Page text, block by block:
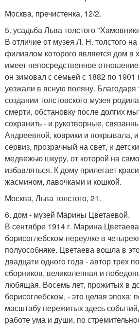
Москва, пречистенка, 12/2.
5. усадьба Льва толстого
В отличие от музея Л. Н. толстого на
филиалом которого является дом в
имеет непосредственное
он зимовал с семьей с 1882 по 1901
уезжали в ясную поляну.
создании толстовского музея
смерти, обстановку после долгих
сохранить - и рукотворные,
Андреевной, коврики и покрывала,
сервиз, прозрачный на свет, и
медвежью шкуру, от которой на
избавляться. К дому прилегает
жасмином, лавочками и кошкой.
Москва, Льва толстого, 21.
6. дом - музей Марины Цветаевой.
В сентябре 1914 г. Марина
борисоглебском переулке в
полуособняке. Цветаева вошла в
двадцати одного года - автор трех
сборников, великолепная и
любящая. Восемь лет, прожитых в
борисоглебском, - это целая эпоха:
масштабу пережитых здесь
работе ума и души, по